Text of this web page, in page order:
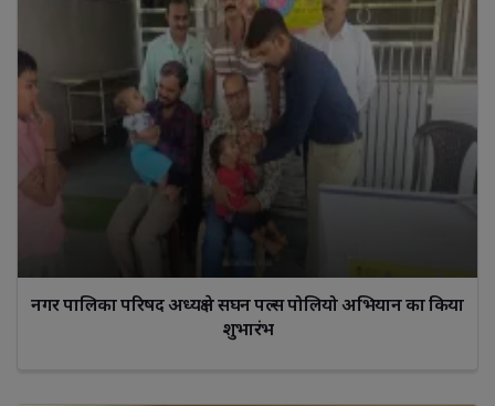
नगर पालिका परिषद अध्यक्ष ने सघन पल्स पोलियो अभियान का किया
शुभारंभ